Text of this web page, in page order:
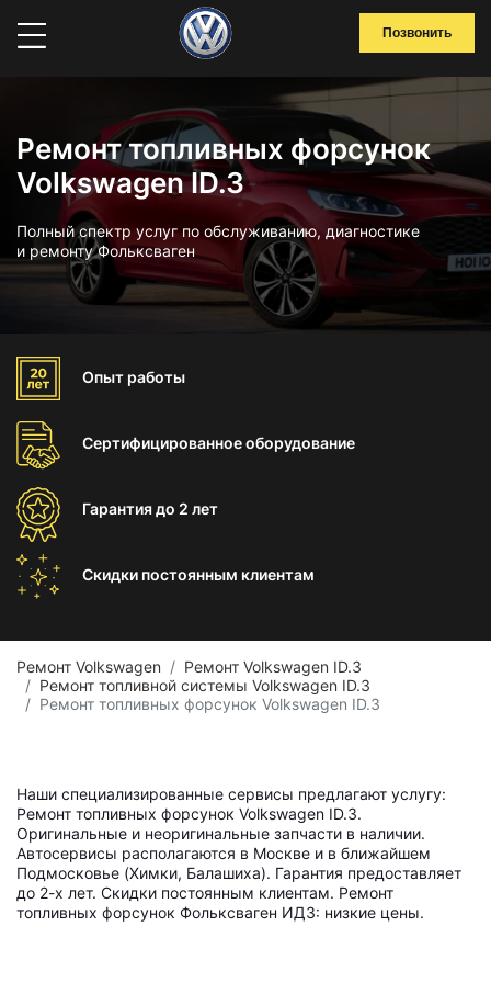
Позвонить
Ремонт топливных форсунок
Volkswagen ID.3
Полный спектр услуг по обслуживанию, диагностике
и ремонту Фольксваген
Опыт работы
Сертифицированноеоборудование
Гарантиядо 2 лет
Скидки постоянным клиентам
Ремонт Volkswagen
Ремонт Volkswagen ID.3
Ремонт топливной системы Volkswagen ID.3
Ремонт топливных форсунок Volkswagen ID.3
Наши специализированные сервисы предлагают услугу:
Ремонт топливных форсунок Volkswagen ID.3.
Оригинальные и неоригинальные запчасти в наличии.
Автосервисы располагаются в Москве и в ближайшем
Подмосковье (Химки, Балашиха). Гарантия предоставляет
до 2-х лет. Скидки постоянным клиентам. Ремонт
топливных форсунок Фольксваген ИД3: низкие цены.